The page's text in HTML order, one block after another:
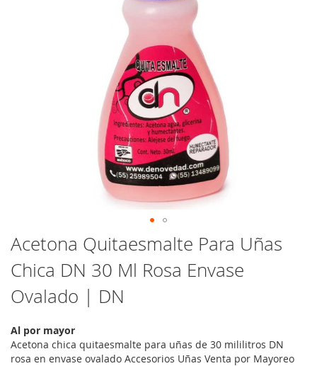
Saltar
al
comienzo
de
la
imágenes
Acetona Quitaesmalte Para Uñas
Chica DN 30 Ml Rosa Envase
Ovalado | DN
Al por mayor
Acetona chica quitaesmalte para uñas de 30 mililitros DN
rosa en envase ovalado Accesorios Uñas Venta por Mayoreo